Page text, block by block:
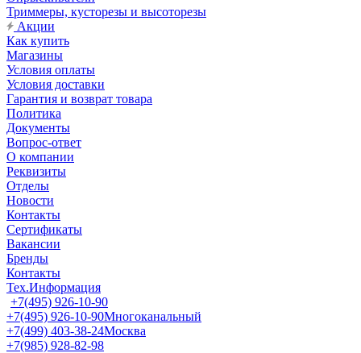
Триммеры, кусторезы и высоторезы
Акции
Как купить
Магазины
Условия оплаты
Условия доставки
Гарантия и возврат товара
Политика
Документы
Вопрос-ответ
О компании
Реквизиты
Отделы
Новости
Контакты
Сертификаты
Вакансии
Бренды
Контакты
Тех.Информация
+7(495) 926-10-90
+7(495) 926-10-90Многоканальный
+7(499) 403-38-24Москва
+7(985) 928-82-98